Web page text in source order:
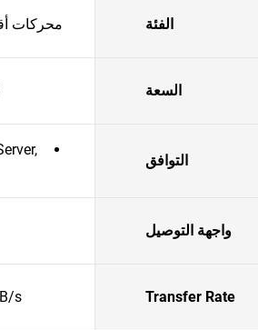
الفئة محركات
السعة
التوافق
واجهة التوصيل
Transfer Rate
s